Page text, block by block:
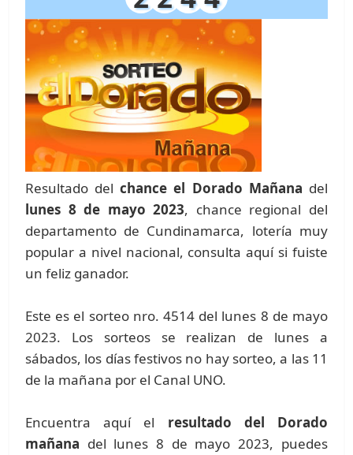
Resultado delchance el Dorado Mañana del
lunes 8 de mayo 2023, chance regional del
departamento de Cundinamarca, lotería muy
popular a nivel nacional, consulta aquí si fuiste
un feliz ganador.
Este es el sorteo nro. 4514 del lunes 8 de mayo
2023. Los sorteos se realizan de lunes a
sábados, los días festivos no hay sorteo, a las 11
de la mañana por el Canal UNO.
Encuentra aquí el resultado del Dorado
mañana del lunes 8 de mayo 2023, puedes